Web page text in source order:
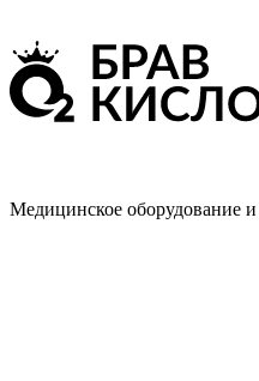
Медицинское оборудование